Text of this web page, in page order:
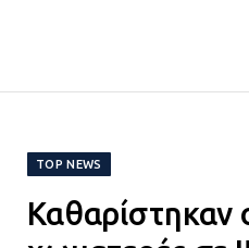
Βριλήσσια:
τζαμαρία
TOP NEWS
Καθαρίστηκαν